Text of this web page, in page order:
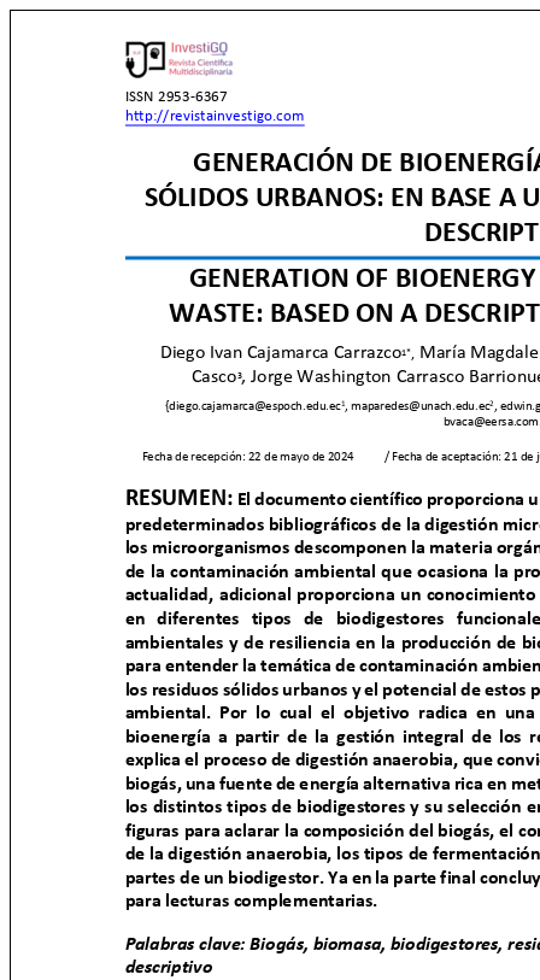
ISSN 2953-6367
http://revistainvestigo.com
GENERACIÓN DE
SÓLIDOS URBANOS: EN BASE A
GENERATION OF
WASTE: BASED ON A
1*
Diego Ivan Cajamarca Carrazco , María
3
Casco , Jorge Washington Carrasco
{diego.cajamarca@espoch.edu.ec1, maparedes@unach.edu.ec2 ,
Fecha de recepción: 22 de mayo de 2024 / Fecha de aceptación: 21
RESUMEN: El documento científico proporciona
predeterminados bibliográficos de la digestión
los microorganismos descomponen la materia
de la contaminación ambiental que ocasiona la
actualidad, adicional proporciona un
en diferentes tipos de biodigestores
ambientales y de resiliencia en la producción de
para entender la temática de contaminación
los residuos sólidos urbanos y el potencial de
ambiental. Por lo cual el objetivo radica en
bioenergía a partir de la gestión integral de los
explica el proceso de digestión anaerobia, que
biogás, una fuente de energía alternativa rica en
los distintos tipos de biodigestores y su selección
figuras para aclarar la composición del biogás, el
de la digestión anaerobia, los tipos de
partes de un biodigestor. Ya en la parte final
para lecturas complementarias.
Palabras clave: Biogás, biomasa, biodigestores,
descriptivo